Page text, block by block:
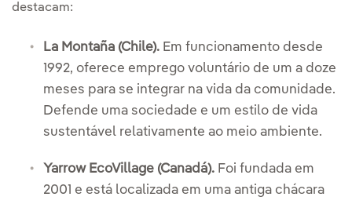
destacam:
La Montaña (Chile). Em funcionamento desde
1992, oferece emprego voluntário de um a doze
meses para se integrar na vida da comunidade.
Defende uma sociedade e um estilo de vida
sustentável relativamente ao meio ambiente.
Yarrow EcoVillage (Canadá). Foi fundada em
2001 e está localizada em uma antiga chácara